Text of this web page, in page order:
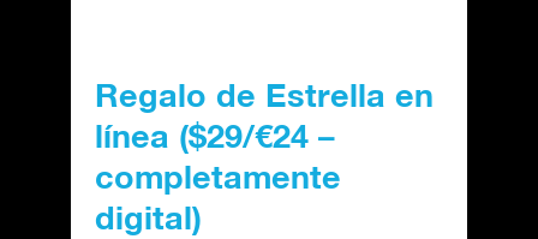
Regalo de Estrella en
línea ($29/€24 –
completamente
digital)